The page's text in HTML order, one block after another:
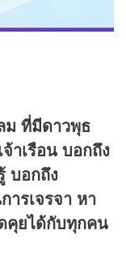
ม ที่มีดาวพุธ
าเรือน บอกถึง
บอกถึง
ารเจรจา หา
คุยได้กับทุกคน